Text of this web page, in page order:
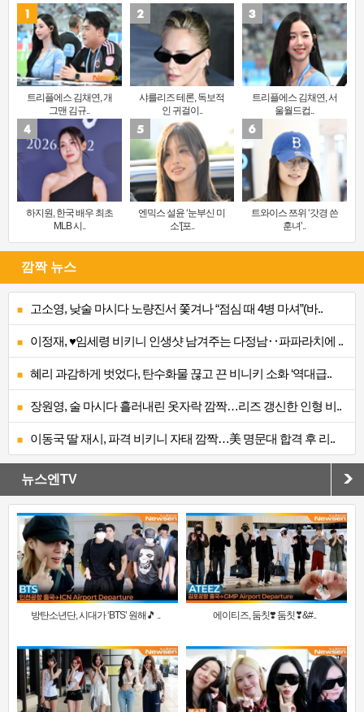
트리플에스 김채연, 개
그맨 김규..
샤를리즈 테론, 독보적
인 귀걸이..
트리플에스 김채연, 서
울월드컵..
하지원, 한국 배우 최초
MLB 시..
엔믹스 설윤 ‘눈부신 미
소’[포..
트와이스 쯔위 ‘갓경 쓴
훈녀’..
깜짝 뉴스
고소영, 낮술 마시다 노량진서 쫓겨나 “점심 때 4병 마셔”(바..
이정재, ♥임세령 비키니 인생샷 남겨주는 다정남‥파파라치에 ..
혜리 과감하게 벗었다, 탄수화물 끊고 끈 비니키 소화 ‘역대급..
장원영, 술 마시다 흘러내린 옷자락 깜짝…리즈 갱신한 인형 비..
이동국 딸 재시, 파격 비키니 자태 깜짝…美 명문대 합격 후 리..
뉴스엔TV
방탄소년단, 시대가 ‘BTS’ 원해🎵 .. 에이티즈, 둠칫❣️ 둠칫❣&#..